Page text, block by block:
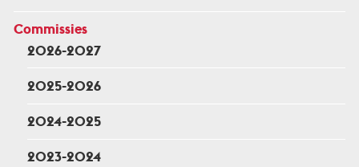
Commissies
2026-2027
2025-2026
2024-2025
2023-2024